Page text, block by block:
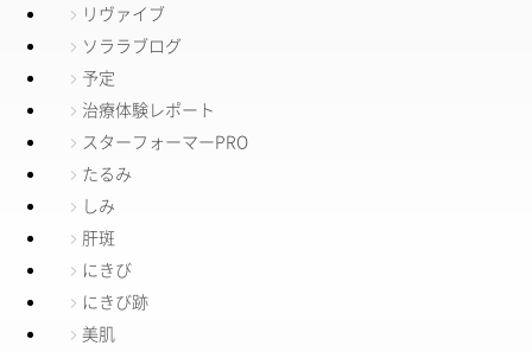
リヴァイブ
ソララブログ
予定
治療体験レポート
スターフォーマーPRO
たるみ
しみ
肝斑
にきび
にきび跡
美肌